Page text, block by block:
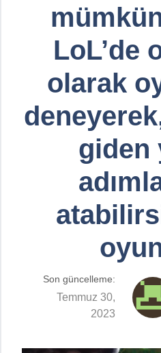
LoL’de
olarak
giden
Son güncelleme:
Temmuz 30,
2023